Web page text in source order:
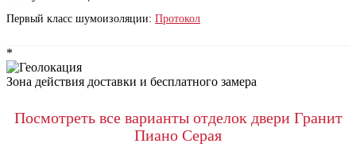
Первый класс шумоизоляции: Протокол
*
Зона действия доставки и бесплатного замера
Посмотреть все варианты отделок двери Гранит
Пиано Серая